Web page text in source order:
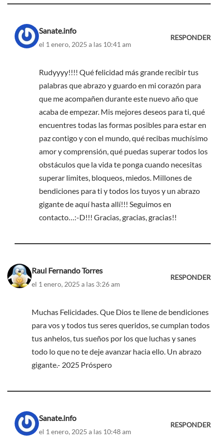
Sanate.info
el 1 enero, 2025 a las 10:41 am
RESPONDER
Rudyyyy!!!! Qué felicidad más grande recibir tus
palabras que abrazo y guardo en mi corazón para
que me acompañen durante este nuevo año que
acaba de empezar. Mis mejores deseos para ti, qué
encuentres todas las formas posibles para estar en
paz contigo y con el mundo, qué recibas muchísimo
amor y comprensión, qué puedas superar todos los
obstáculos que la vida te ponga cuando necesitas
superar limites, bloqueos, miedos. Millones de
bendiciones para ti y todos los tuyos y un abrazo
gigante de aquí hasta allí!!! Seguimos en
contacto…:-D!!! Gracias, gracias, gracias!!
Raul Fernando Torres
el 1 enero, 2025 a las 3:26 am
RESPONDER
Muchas Felicidades. Que Dios te llene de bendiciones
para vos y todos tus seres queridos, se cumplan todos
tus anhelos, tus sueños por los que luchas y sanes
todo lo que no te deje avanzar hacia ello. Un abrazo
gigante.- 2025 Próspero
Sanate.info
el 1 enero, 2025 a las 10:48 am
RESPONDER